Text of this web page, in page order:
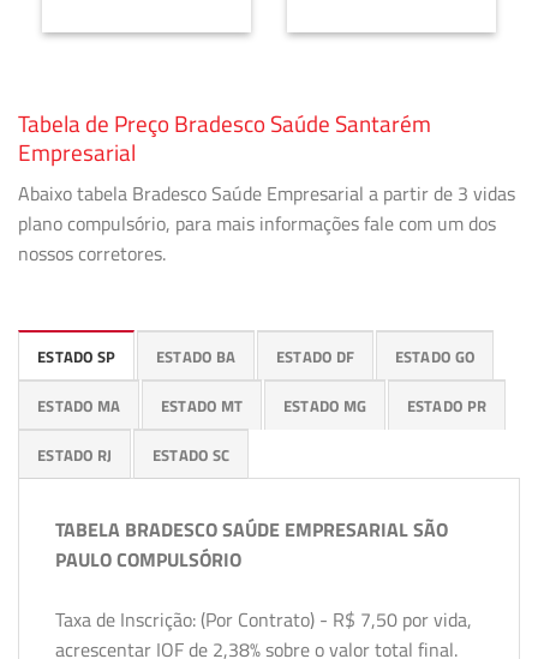
Tabela de Preço Bradesco Saúde Santarém
Empresarial
Abaixo tabela Bradesco Saúde Empresarial a partir de 3 vidas
plano compulsório, para mais informações fale com um dos
nossos corretores.
ESTADO SP ESTADO BA ESTADO DF ESTADO GO
ESTADO MA ESTADO MT ESTADO MG ESTADO PR
ESTADO RJ ESTADO SC
TABELA BRADESCO SAÚDE EMPRESARIAL SÃO
PAULO COMPULSÓRIO
Taxa de Inscrição: (Por Contrato) - R$ 7,50 por vida,
acrescentar IOF de 2,38% sobre o valor total final.